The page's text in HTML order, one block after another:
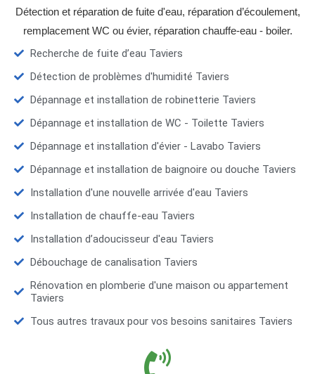
Détection et réparation de fuite d'eau, réparation d’écoulement,
remplacement WC ou évier, réparation chauffe-eau - boiler.
Recherche de fuite d’eau Taviers
Détection de problèmes d'humidité Taviers
Dépannage et installation de robinetterie Taviers
Dépannage et installation de WC - Toilette Taviers
Dépannage et installation d'évier - Lavabo Taviers
Dépannage et installation de baignoire ou douche Taviers
Installation d'une nouvelle arrivée d'eau Taviers
Installation de chauffe-eau Taviers
Installation d’adoucisseur d'eau Taviers
Débouchage de canalisation Taviers
Rénovation en plomberie d'une maison ou appartement
Taviers
Tous autres travaux pour vos besoins sanitaires Taviers